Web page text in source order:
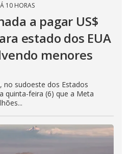
10 HORAS
a pagar US$
estado dos EUA
menores
sudoeste dos Estados
quinta-feira (6) que a Meta